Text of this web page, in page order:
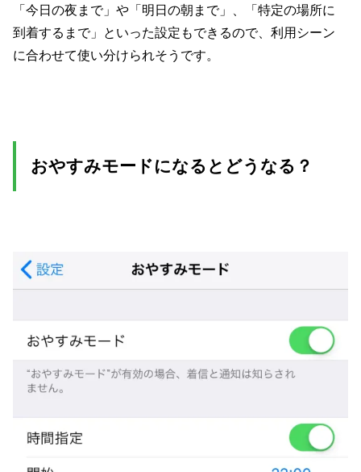
「今日の夜まで」や「明日の朝まで」、「特定の場所に
到着するまで」といった設定もできるので、利用シーン
に合わせて使い分けられそうです。
おやすみモードになるとどうなる？